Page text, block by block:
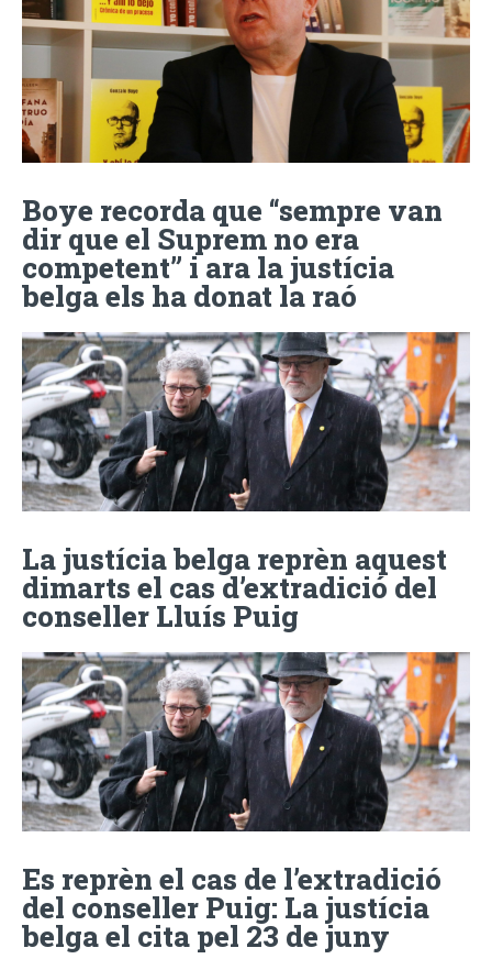
Boye recorda que “sempre van
dir que el Suprem no era
competent” i ara la justícia
belga els ha donat la raó
La justícia belga reprèn aquest
dimarts el cas d’extradició del
conseller Lluís Puig
Es reprèn el cas de l’extradició
del conseller Puig: La justícia
belga el cita pel 23 de juny